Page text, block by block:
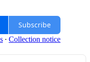
Subscribe
∙ Collection notice